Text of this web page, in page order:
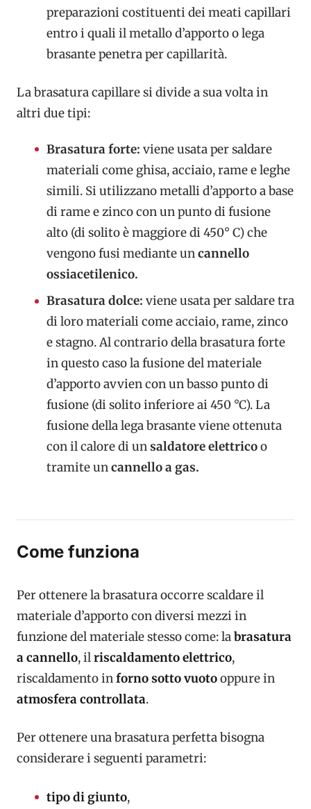
preparazioni costituenti dei meati capillari
entro i quali il metallo d’apporto o lega
brasante penetra per capillarità.
La brasatura capillare si divide a sua volta in
altri due tipi:
Brasatura forte: viene usata per saldare
materiali come ghisa, acciaio, rame e leghe
simili. Si utilizzano metalli d’apporto a base
di rame e zinco con un punto di fusione
alto (di solito è maggiore di 450° C) che
vengono fusi mediante uncannello
ossiacetilenico.
Brasatura dolce: viene usata per saldare tra
di loro materiali come acciaio, rame, zinco
e stagno. Al contrario della brasatura forte
in questo caso la fusione del materiale
d’apporto avvien con un basso punto di
fusione (di solito inferiore ai 450 °C). La
fusione della lega brasante viene ottenuta
con il calore di unsaldatore elettricoo
tramite uncannello a gas.
Come funziona
Per ottenere la brasatura occorre scaldare il
materiale d’apporto con diversi mezzi in
funzione del materiale stesso come: labrasatura
a cannello, ilriscaldamento elettrico,
riscaldamento infornosotto vuotooppure in
atmosfera controllata.
Per ottenere una brasatura perfetta bisogna
considerare i seguenti parametri:
tipo di giunto,